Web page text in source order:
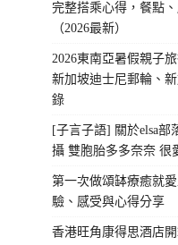
完整搭乘心得，餐點
（2026最新）
2026東南亞暑假親子
新加坡迪士尼郵輪、
錄
[子言子語] 關於elsa部
攝 雙胞胎多多奈奈 很
第一次做頌缽療癒就
驗、感受與心得分享
香港旺角康得思酒店